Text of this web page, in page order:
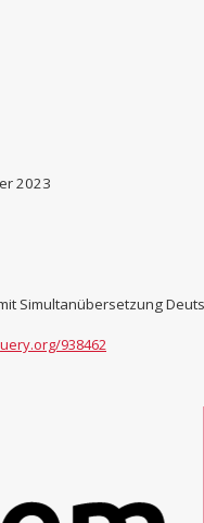
2023
Simultanübersetzung
938462